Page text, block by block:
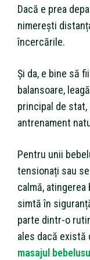
Dacă e prea
nimerești
încercările.
Și da, e bine să
balansoare,
principal de
antrenament
Pentru unii
tensionați sau
calmă, atingerea
simtă în
parte dintr-o
ales dacă există
masajul